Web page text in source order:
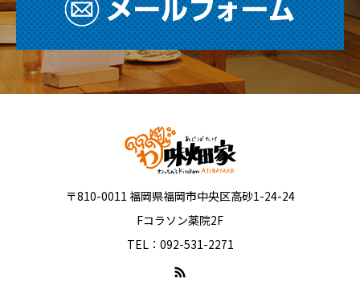
〒810-0011 福岡県福岡市中央区高砂1-24-24
Fコラソン薬院2F
TEL：092-531-2271